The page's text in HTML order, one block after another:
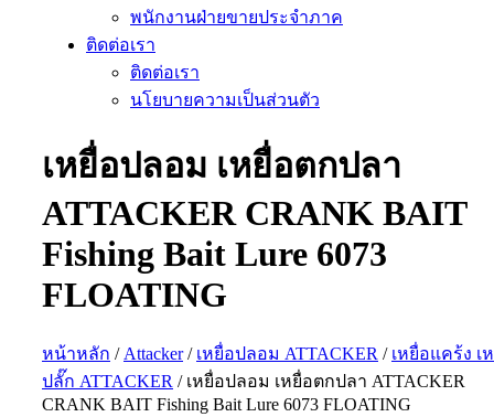
พนักงานฝ่ายขายประจำภาค
ติดต่อเรา
ติดต่อเรา
นโยบายความเป็นส่วนตัว
เหยื่อปลอม เหยื่อตกปลา
ATTACKER CRANK BAIT
Fishing Bait Lure 6073
FLOATING
หน้าหลัก / Attacker/ เหยื่อปลอม ATTACKER / เหยื่อแคร้ง เ
ปลั๊ก ATTACKER / เหยื่อปลอม เหยื่อตกปลา ATTACKER
CRANK BAIT Fishing Bait Lure 6073 FLOATING